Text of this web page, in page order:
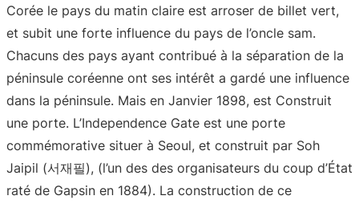
Corée le pays du matin claire est arroser de billet vert,
et subit une forte influence du pays de l’oncle sam.
Chacuns des pays ayant contribué à la séparation de la
péninsule coréenne ont ses intérêt a gardé une influence
dans la péninsule. Mais en Janvier 1898, est Construit
une porte. L’Independence Gate est une porte
commémorative situer à Seoul, et construit par Soh
Jaipil (서재필), (l’un des des organisateurs du coup d’État
raté de Gapsin en 1884). La construction de ce